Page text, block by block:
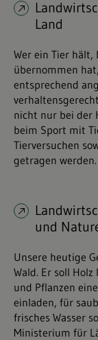
Land
Wer ein Tier
übernommen
entsprechend
nicht nur bei der
beim Sport mit
Tierversuchen
getragen werden.
und
Unsere heutige
Wald. Er soll
und Pflanzen
einladen, für
frisches Wasser
Ministerium für